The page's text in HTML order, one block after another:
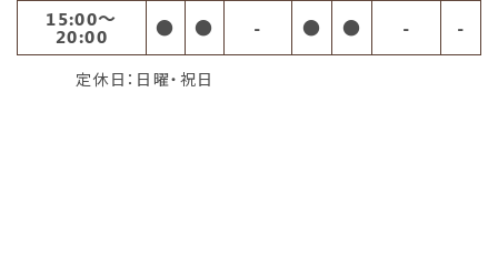
15:00〜
20:00 ● ● - ● ● - -
定休日：日曜・祝日